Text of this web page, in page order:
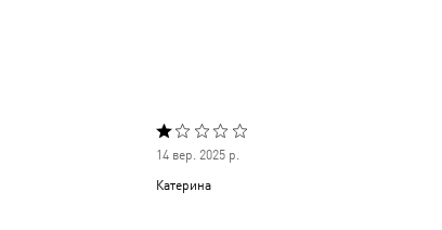
Оцінено
14 вер. 2025 р.
Катерина